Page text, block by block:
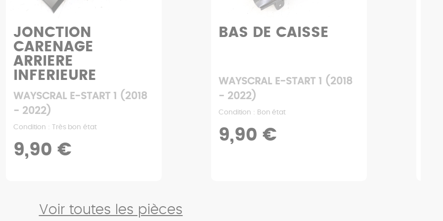
1 (2018
BAS DE CAISSE
WAYSCRAL E-START 1 (2018
- 2022)
WAYSCRAL E-START
Voir toutes les pièces